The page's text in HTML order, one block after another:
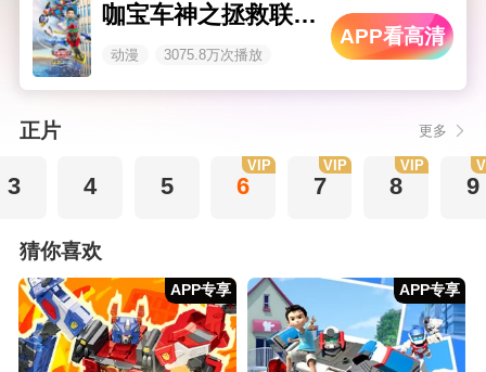
咖宝车神之拯救联盟（下）
动漫 3075.8万次播放
APP看高清
正片 更多
3 4 5 6
VIP
7
VIP
8
VIP
9
猜你喜欢
APP专享 APP专享